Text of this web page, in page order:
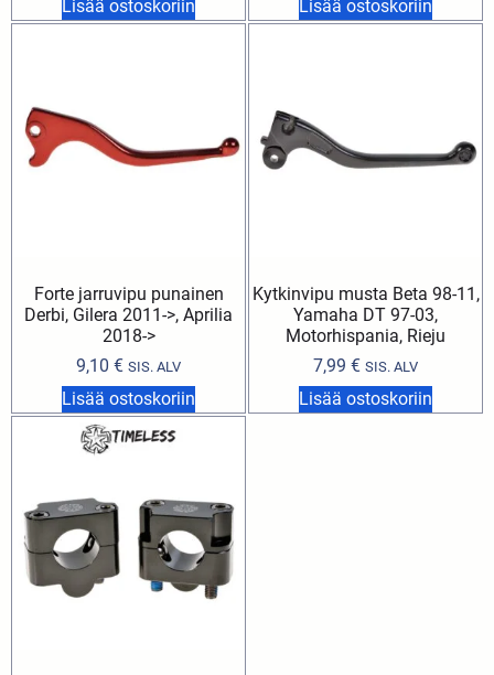
Lisää ostoskoriin Lisää ostoskoriin
Forte jarruvipu punainen
Derbi, Gilera 2011->, Aprilia
2018->
9,10 € SIS. ALV
Lisää ostoskoriin
Kytkinvipu musta Beta 98-11,
Yamaha DT 97-03,
Motorhispania, Rieju
7,99 € SIS. ALV
Lisää ostoskoriin